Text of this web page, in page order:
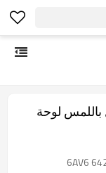
لوحة